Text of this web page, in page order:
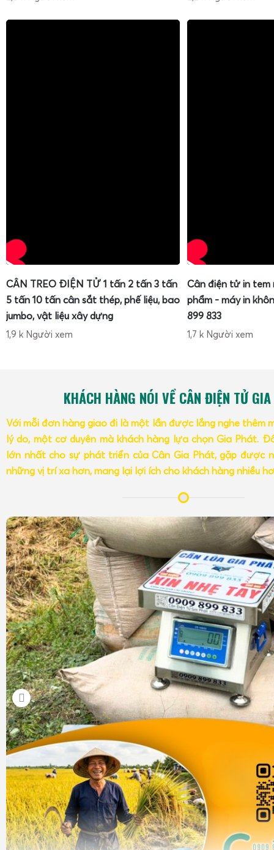
Tùy theo loại hàng hóa và mô hình kinh doanh, người
cân tính tiền 15kg
tiền 60kg,cân tính tiền 150kg, cân tính tiền 300kg, cân
mức tải trọng có ưu điểm và phạm vi ứng dụng riêng, ảnh
độ bền, độ chính xác và chi phí đầu tư.
thường được sử dụng
cây, rau củ, thực phẩm sạch, quầy thịt nhỏ, quầy đồ khô,
tải trọng tối đa 15kg 30kg, cân có thể xử lý hầu hết các
thường, từ vài trăm gram đến vài kg. Độ chia của cân
đảm bảo độ chính xác cao, đặc biệt quan trọng khi bán
cao theo gram. Kích thước nhỏ gọn, dễ đặt trên quầy, dễ di
không gian hạn chế.
Cân điện tử tính tiền 60kg 150kg 300kg 500kg cho
buôn bán cám thức ăn chăn nuôi.
CÂN TREO ĐIỆN TỬ 1 tấn 2 tấn 3 tấn
5 tấn 10 tấn cân sắt thép, phế liệu, bao
jumbo, vật liệu xây dựng
1,9 k Người xem
Cân điện tử in tem
phẩm - máy in
899 833
1,7 k Người xem
KHÁCH HÀNG NÓI VỀ CÂN ĐIỆN TỬ
Với mỗi đơn hàng giao đi là một lần được lắng nghe thêm
lý do, một cơ duyên mà khách hàng lựa chọn Gia Phát.
lớn nhất cho sự phát triển của Cân Gia Phát, gặp được
những vị trí xa hơn, mang lại lợi ích cho khách hàng nhiều